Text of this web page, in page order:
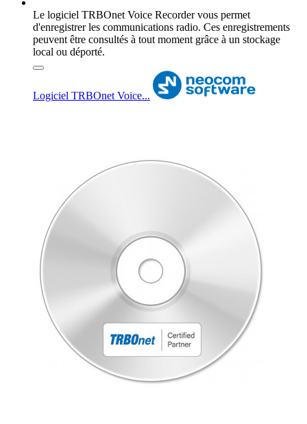
Le logiciel TRBOnet Voice Recorder vous permet
d'enregistrer les communications radio. Ces enregistrements
peuvent être consultés à tout moment grâce à un stockage
local ou déporté.
Logiciel TRBOnet Voice...